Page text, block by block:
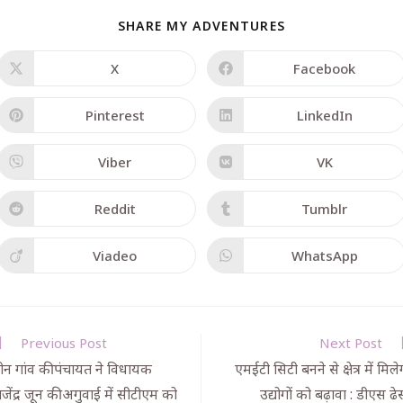
SHARE MY ADVENTURES
X Facebook
Pinterest LinkedIn
Viber VK
Reddit Tumblr
Viadeo WhatsApp
Previous Post
गांव की पंचायत ने विधायक
जून की अगुवाई में सीटीएम को
Next Post
एमईटी सिटी बनने से क्षेत्र में
उद्योगों को बढ़ावा : डीएस